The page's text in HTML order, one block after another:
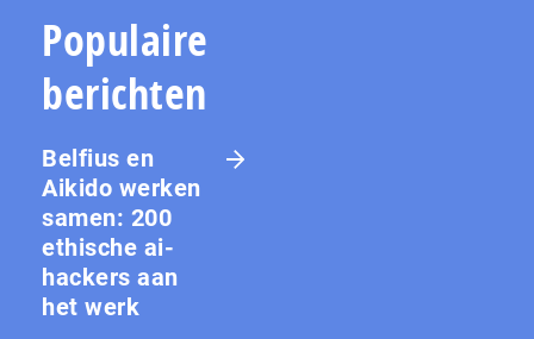
Populaire
berichten
Belfius en
Aikido werken
samen: 200
ethische ai-
hackers aan
het werk